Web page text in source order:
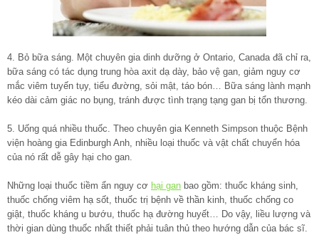
4. Bỏ bữa sáng. Một chuyên gia dinh dưỡng ở Ontario, Canada đã chỉ ra,
bữa sáng có tác dụng trung hòa axit dạ dày, bảo vệ gan, giảm nguy cơ
mắc viêm tuyến tụy, tiểu đường, sỏi mật, táo bón… Bữa sáng lành mạnh
kéo dài cảm giác no bụng, tránh được tình trạng tạng gan bị tổn thương.
5. Uống quá nhiều thuốc. Theo chuyên gia Kenneth Simpson thuộc Bệnh
viện hoàng gia Edinburgh Anh, nhiều loại thuốc và vật chất chuyển hóa
của nó rất dễ gây hại cho gan.
Những loại thuốc tiềm ẩn nguy cơ hại gan bao gồm: thuốc kháng sinh,
thuốc chống viêm hạ sốt, thuốc trị bệnh về thần kinh, thuốc chống co
giật, thuốc kháng u bướu, thuốc hạ đường huyết… Do vậy, liều lượng và
thời gian dùng thuốc nhất thiết phải tuân thủ theo hướng dẫn của bác sĩ.